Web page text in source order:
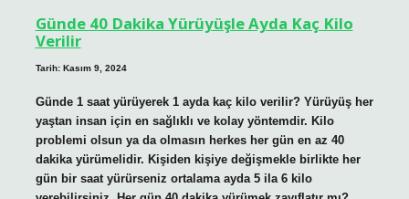
Günde 40 Dakika Yürüyüşle Ayda Kaç Kilo
Verilir
Tarih: Kasım 9, 2024
Günde 1 saat yürüyerek 1 ayda kaç kilo verilir? Yürüyüş her
yaştan insan için en sağlıklı ve kolay yöntemdir. Kilo
problemi olsun ya da olmasın herkes her gün en az 40
dakika yürümelidir. Kişiden kişiye değişmekle birlikte her
gün bir saat yürürseniz ortalama ayda 5 ila 6 kilo